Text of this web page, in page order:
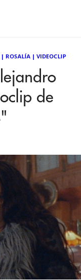
ROSALÍA| VIDEOCLIP
de